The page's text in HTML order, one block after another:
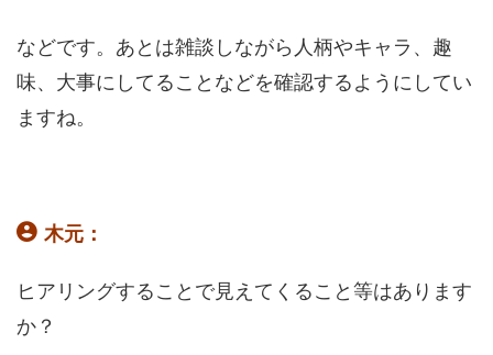
などです。あとは雑談しながら人柄やキャラ、趣
味、大事にしてることなどを確認するようにしてい
ますね。
木元：
ヒアリングすることで見えてくること等はあります
か？